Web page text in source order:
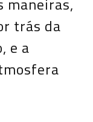
trás da
e a